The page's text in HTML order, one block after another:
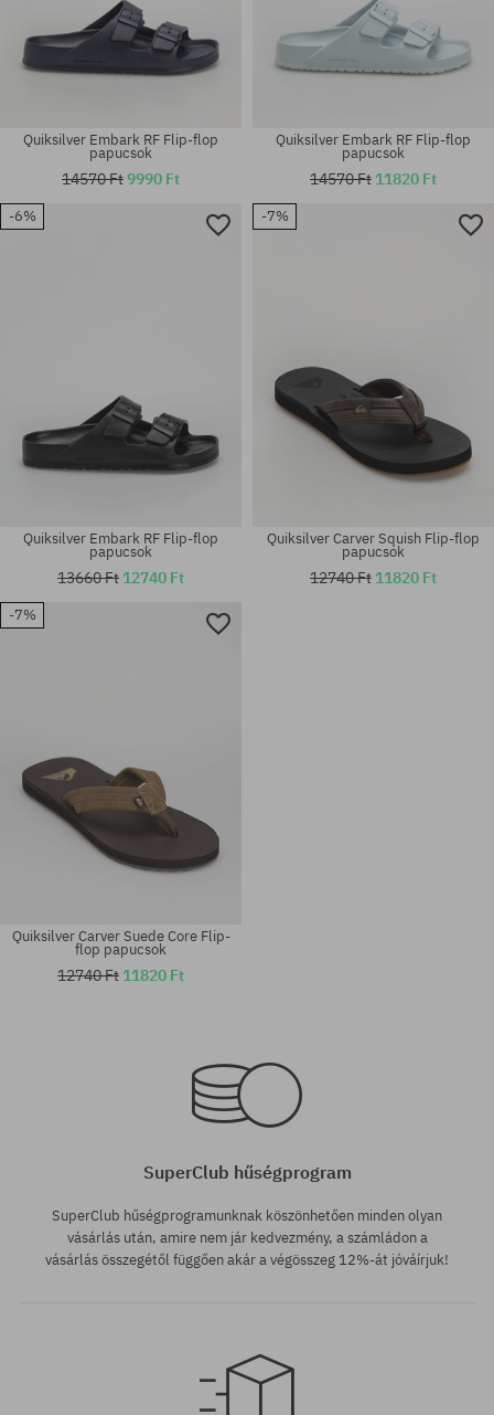
Elérhető méretek:
Elérhető méretek:
Elérhető méretek:
Quiksilver Embark RF Flip-flop
papucsok
14570 Ft9990 Ft
Quiksilver Embark RF Flip-flop
papucsok
14570 Ft 11820 Ft
-6%
Quiksilver Embark RF Flip-flop
papucsok
13660 Ft 12740 Ft
-7%
Quiksilver Carver Squish Flip-flop
papucsok
12740 Ft 11820 Ft
-7%
Quiksilver Carver Suede Core Flip-
flop papucsok
12740 Ft 11820 Ft
SuperClub hűségprogram
SuperClub hűségprogramunknak köszönhetően minden olyan
vásárlás után, amire nem jár kedvezmény, a számládon a
vásárlás összegétől függően akár a végösszeg 12%-át jóváírjuk!